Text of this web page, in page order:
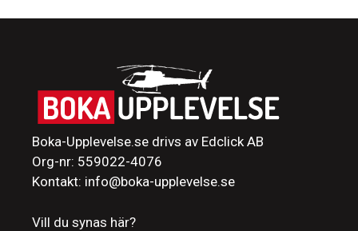
Boka-Upplevelse.se drivs av Edclick AB
Org-nr: 559022-4076
Kontakt: info@boka-upplevelse.se
Vill du synas här?